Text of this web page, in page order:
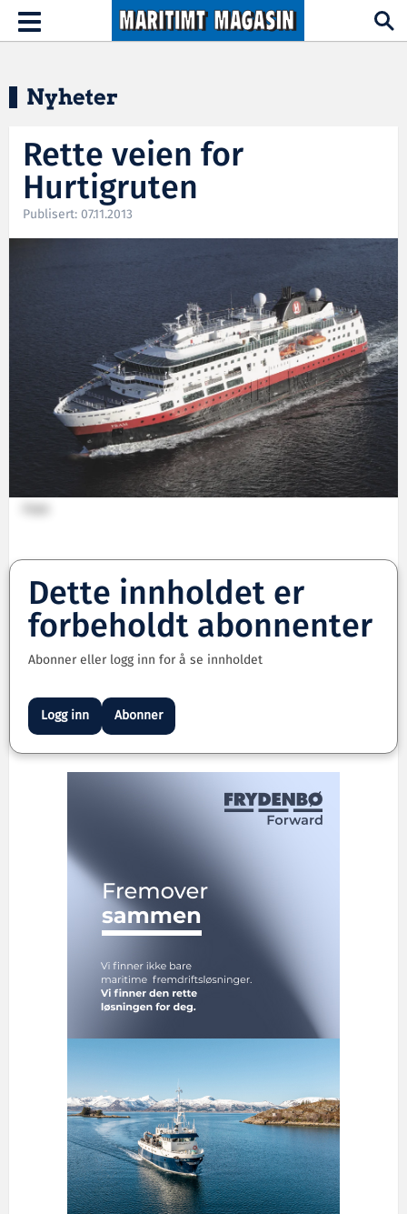
Hopp til hovedinnhold
Toggle
navigation
Nyheter
Rette veien for
Hurtigruten
Publisert: 07.11.2013
Dette innholdet er
forbeholdt abonnenter
Abonner eller logg inn for å se innholdet
Logg inn Abonner